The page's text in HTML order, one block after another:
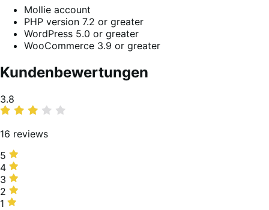
Mollie account
PHP version 7.2 or greater
WordPress 5.0 or greater
WooCommerce 3.9 or greater
Kundenbewertungen
Average
rating
3.8
16 reviews
5
stars,
56%
of
reviews
5
4
stars,
19%
of
4
3
stars,
0%
3
2
stars,
2
1
1